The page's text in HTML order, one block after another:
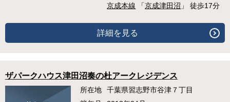
京成本線 「京成津田沼 」 徒歩17分
詳細を見る
ザパークハウス津田沼奏の杜アークレジデンス
所在地
千葉県習志野市谷津７丁目